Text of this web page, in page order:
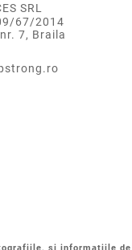
SRL
67/2014
7, Braila
si informatiile